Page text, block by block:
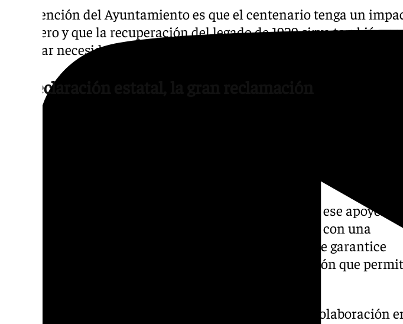
La intención del Ayuntamiento es que el centenario tenga un
duradero y que la recuperación del legado de 1929 sirva también
afrontar necesidades actuales de la capital andaluza.
La declaración estatal, la gran reclamación
Antonio Muñoz coincidió en la importancia de lograr ese apoyo
institucional, aunque reclamó que el proyecto avance con una
programación definida y una estructura de trabajo que garantice
resultados. El socialista defendió recuperar la ambición que
La preparación del centenario se plantea como una colaboración